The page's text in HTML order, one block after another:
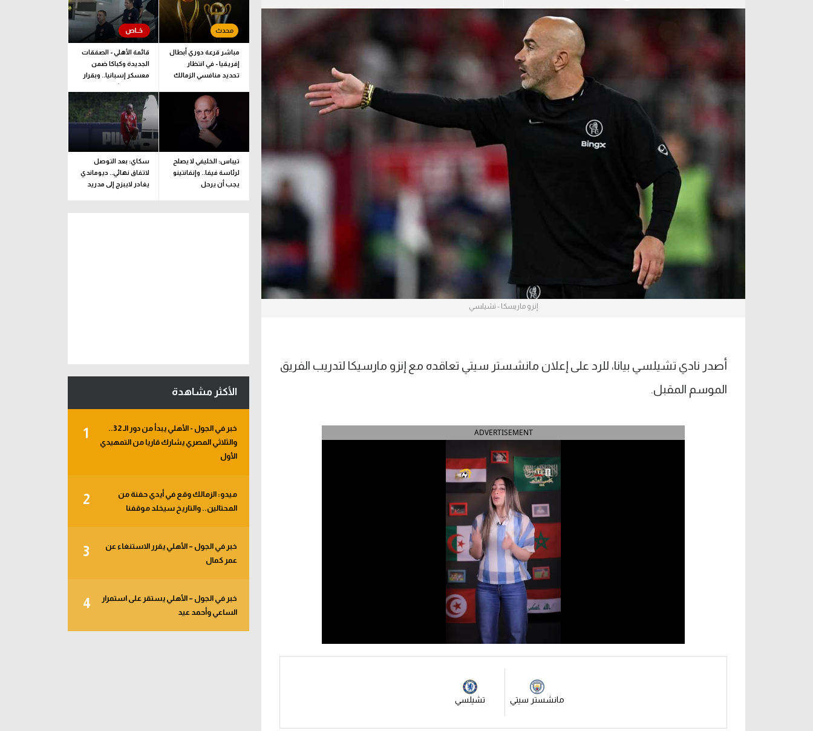
الدوري السعودي للمحترفين
دوري أبطال أوروبا
دوري أبطال إفريقيا
كل البطولات
آسيا
إنزو ماريسكا - تشيلسي
أصدر نادي تشيلسي بيانا، للرد على إعلان مانشستر سيتي تعاقده مع إنزو مارسيكا لتدريب الفريق
الموسم المقبل.
ADVERTISEMENT
مانشستر سيتي تشيلسي
مباشر قرعة دوري أبطال
إفريقيا - في انتظار
تحديد منافسي الزمالك
قائمة الأهلي - الصفقات
الجديدة وكباكا ضمن
معسكر إسبانيا.. وبقرار
يلحق بالبعثة
تيباس: الخليفي لا يصلح
لرئاسة فيفا.. وإنفانتينو
يجب أن يرحل
سكاي: بعد التوصل
لاتفاق نهائي.. ديوماندي
يغادر لايبزج إلى مدريد
الأكثر مشاهدة
1
خبر في الجول - الأهلي يبدأ من دور الـ 32..
والثلاثي المصري يشارك قاريا من التمهيدي
الأول
2
ميدو: الزمالك وقع في أيدي حفنة من
المحتالين.. والتاريخ سيخلد موقفنا
3
خبر في الجول – الأهلي يقرر الاستنغاء عن
عمر كمال
4
خبر في الجول – الأهلي يستقر على استمرار
الساعي وأحمد عيد